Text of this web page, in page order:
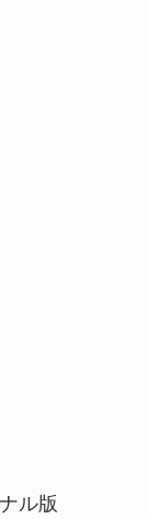
ル版